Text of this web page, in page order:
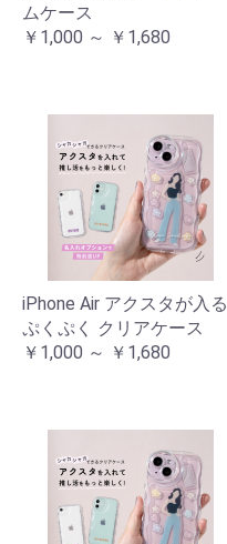
ムケース
￥1,000 ～ ￥1,680
iPhone Air アクスタが入る
ぷくぷく クリアケース
￥1,000 ～ ￥1,680